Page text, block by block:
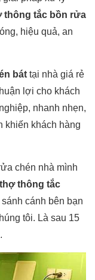
thông tắc bồn rửa
hiệu quả, an
bát tại nhà giá rẻ
lợi cho khách
nhanh nhẹn,
khiến khách hàng
chén nhà mình
thợ thông tắc
cánh bên bạn
tôi. Là sau 15